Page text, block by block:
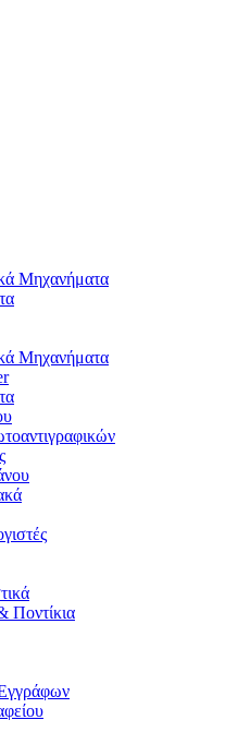
Μηχανήματα
Μηχανήματα
Ποντίκια